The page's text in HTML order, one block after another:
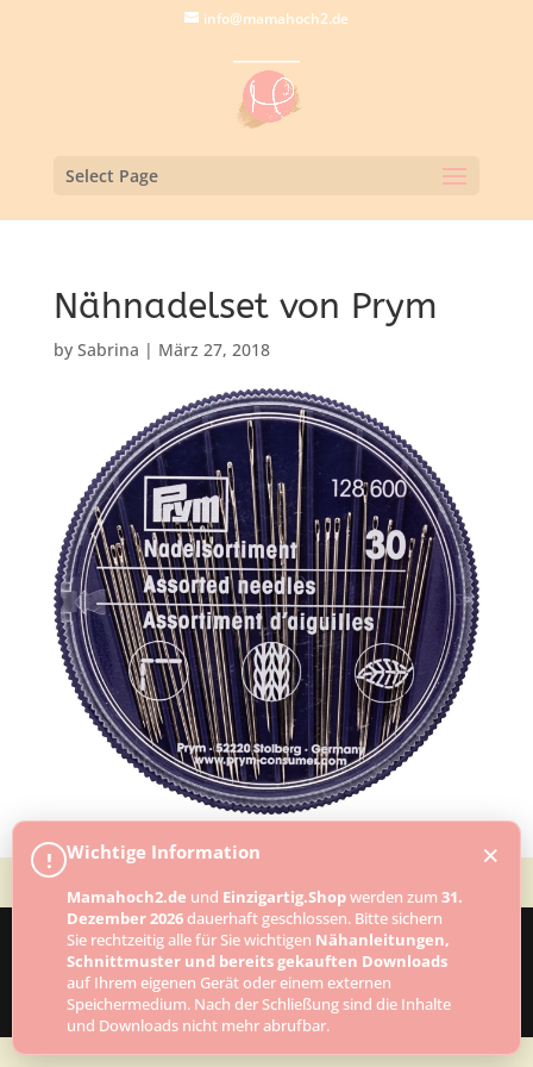
info@mamahoch2.de
Select Page
Nähnadelset von Prym
by Sabrina | März 27, 2018
Designed by Elegant Themes | Powered by
WordPress
! Wichtige Information
Mamahoch2.de und Einzigartig.Shopwerden zum 31.
Dezember 2026dauerhaft geschlossen. Bitte sichern
Sie rechtzeitig alle für Sie wichtigen Nähanleitungen,
Schnittmuster und bereits gekauften Downloads
auf Ihrem eigenen Gerät oder einem externen
Speichermedium. Nach der Schließung sind die Inhalte
und Downloads nicht mehr abrufbar.
×